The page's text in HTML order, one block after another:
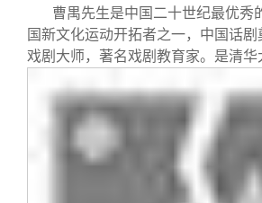
校友视界
理事会名单
制度法规
曹禺先生是中国二十世纪最优秀
国新文化运动开拓者之一，中国话
戏剧大师，著名戏剧教育家。是清华